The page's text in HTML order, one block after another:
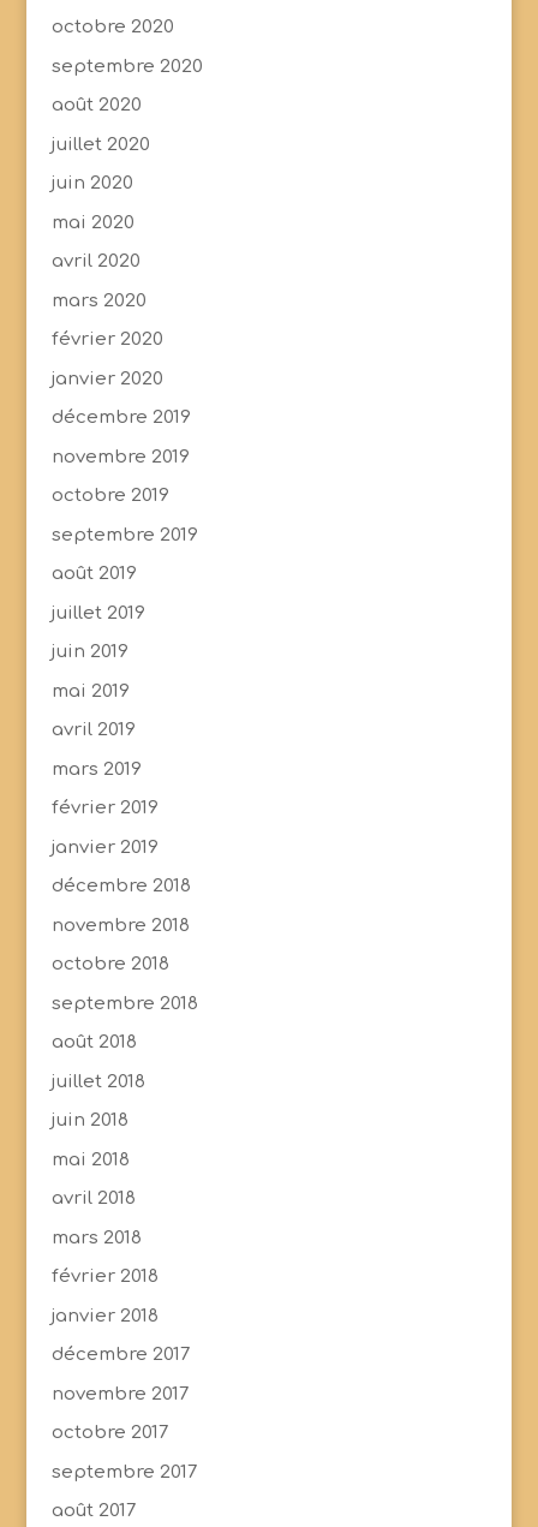
octobre 2020
septembre 2020
août 2020
juillet 2020
juin 2020
mai 2020
avril 2020
mars 2020
février 2020
janvier 2020
décembre 2019
novembre 2019
octobre 2019
septembre 2019
août 2019
juillet 2019
juin 2019
mai 2019
avril 2019
mars 2019
février 2019
janvier 2019
décembre 2018
novembre 2018
octobre 2018
septembre 2018
août 2018
juillet 2018
juin 2018
mai 2018
avril 2018
mars 2018
février 2018
janvier 2018
décembre 2017
novembre 2017
octobre 2017
septembre 2017
août 2017